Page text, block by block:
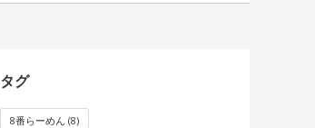
タグ
8番らーめん (8)